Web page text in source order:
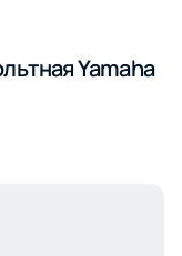
Yamaha